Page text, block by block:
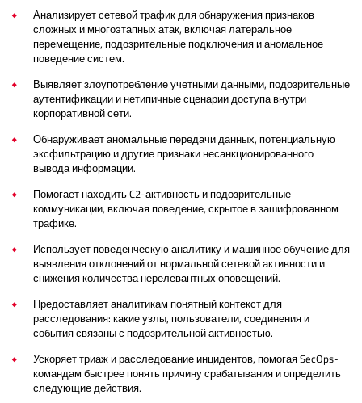
Анализирует сетевой трафик для обнаружения признаков
сложных и многоэтапных атак, включая латеральное
перемещение, подозрительные подключения и аномальное
поведение систем.
Выявляет злоупотребление учетными данными, подозрительные
аутентификации и нетипичные сценарии доступа внутри
корпоративной сети.
Обнаруживает аномальные передачи данных, потенциальную
эксфильтрацию и другие признаки несанкционированного
вывода информации.
Помогает находить C2-активность и подозрительные
коммуникации, включая поведение, скрытое в зашифрованном
трафике.
Использует поведенческую аналитику и машинное обучение для
выявления отклонений от нормальной сетевой активности и
снижения количества нерелевантных оповещений.
Предоставляет аналитикам понятный контекст для
расследования: какие узлы, пользователи, соединения и
события связаны с подозрительной активностью.
Ускоряет триаж и расследование инцидентов, помогая SecOps-
командам быстрее понять причину срабатывания и определить
следующие действия.